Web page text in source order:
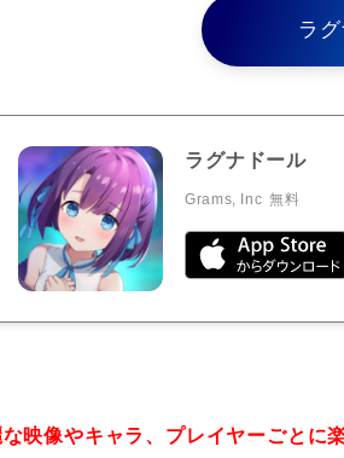
ラ
ラグナドール
Grams, Inc 無料
な映像やキャラ、プレイヤーごとに